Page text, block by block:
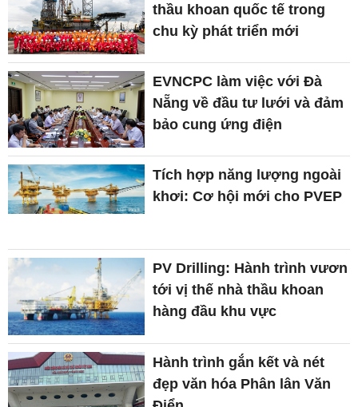
thầu khoan quốc tế trong
chu kỳ phát triển mới
EVNCPC làm việc với Đà
Nẵng về đầu tư lưới và đảm
bảo cung ứng điện
Tích hợp năng lượng ngoài
khơi: Cơ hội mới cho PVEP
PV Drilling: Hành trình vươn
tới vị thế nhà thầu khoan
hàng đầu khu vực
Hành trình gắn kết và nét
đẹp văn hóa Phân lân Văn